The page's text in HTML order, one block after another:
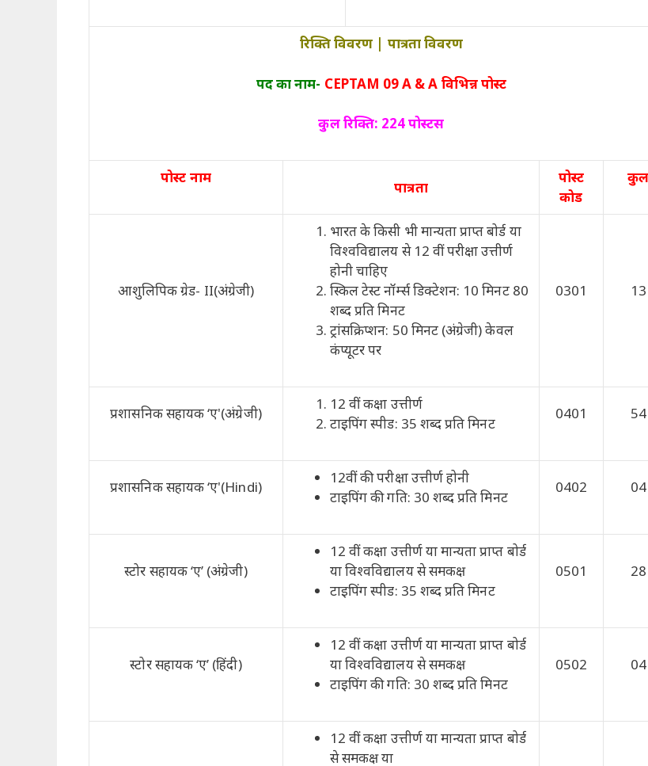
रिक्ति विवरण | पात्रता विवरण
पद का नाम- CEPTAM 09 A & A विभिन्न पोस्ट
कुल रिक्ति: 224 पोस्टस
पोस्ट नाम
पात्रता
पोस्ट
कोड
कुल
आशुलिपिक ग्रेड- II(अंग्रेजी)
भारत के किसी भी मान्यता प्राप्त बोर्ड या
विश्वविद्यालय से 12 वीं परीक्षा उत्तीर्ण
होनी चाहिए
स्किल टेस्ट नॉर्म्स डिक्टेशन: 10 मिनट 80
शब्द प्रति मिनट
ट्रांसक्रिप्शन: 50 मिनट (अंग्रेजी) केवल
कंप्यूटर पर
0301 13
प्रशासनिक सहायक ‘ए'(अंग्रेजी)
12 वीं कक्षा उत्तीर्ण
टाइपिंग स्पीड: 35 शब्द प्रति मिनट
0401 54
प्रशासनिक सहायक ‘ए'(Hindi)
12वीं की परीक्षा उत्तीर्ण होनी
टाइपिंग की गति: 30 शब्द प्रति मिनट
0402 04
स्टोर सहायक ‘ए’ (अंग्रेजी)
12 वीं कक्षा उत्तीर्ण या मान्यता प्राप्त बोर्ड
या विश्वविद्यालय से समकक्ष
टाइपिंग स्पीड: 35 शब्द प्रति मिनट
0501 28
स्टोर सहायक ‘ए’ (हिंदी)
12 वीं कक्षा उत्तीर्ण या मान्यता प्राप्त बोर्ड
या विश्वविद्यालय से समकक्ष
टाइपिंग की गति: 30 शब्द प्रति मिनट
0502 04
12 वीं कक्षा उत्तीर्ण या मान्यता प्राप्त बोर्ड
से समकक्ष या